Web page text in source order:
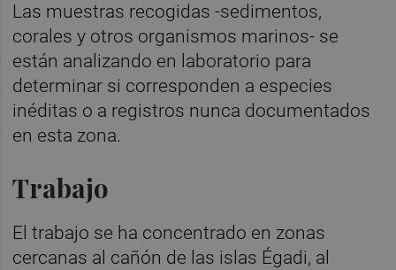
Las muestras recogidas -sedimentos,
corales y otros organismos marinos- se
están analizando en laboratorio para
determinar si corresponden a especies
inéditas o a registros nunca documentados
en esta zona.
Trabajo
El trabajo se ha concentrado en zonas
cercanas al cañón de las islas Égadi, al